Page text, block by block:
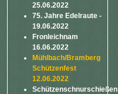
25.06.2022
75. Jahre Edelraute -
19.06.2022
Fronleichnam
16.06.2022
Mühlbach/Bramberg
Schützenfest
12.06.2022
Schützenschnurschießen